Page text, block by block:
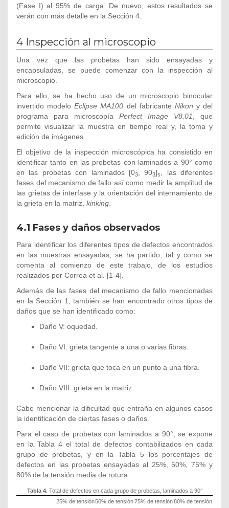
(Fase I) al 95% de carga. De nuevo, estos resultados se
verán con más detalle en la Sección 4.
4 Inspección al microscopio
Una vez que las probetas han sido ensayadas y
encapsuladas, se puede comenzar con la inspección al
microscopio.
Para ello, se ha hecho uso de un microscopio binocular
invertido modeloEclipse MA100 del fabricante Nikon y del
programa para microscopía Perfect Image V8.01, que
permite visualizar la muestra en tiempo real y, la toma y
edición de imágenes.
El objetivo de la inspección microscópica ha consistido en
identificar tanto en las probetas con laminados a 90° como
en las probetas con laminados [03, 903]s, las diferentes
fases del mecanismo de fallo así como medir la amplitud de
las grietas de interfase y la orientación del internamiento de
la grieta en la matriz, kinking.
4.1 Fases y daños observados
Para identificar los diferentes tipos de defectos encontrados
en las muestras ensayadas, se ha partido, tal y como se
comenta al comienzo de este trabajo, de los estudios
realizados por Correa et al. [1-4].
Además de las fases del mecanismo de fallo mencionadas
en la Sección 1, también se han encontrado otros tipos de
daños que se han identificado como:
Daño V: oquedad.
Daño VI: grieta tangente a una o varias fibras.
Daño VII: grieta que toca en un punto a una fibra.
Daño VIII: grieta en la matriz.
Cabe mencionar la dificultad que entraña en algunos casos
la identificación de ciertas fases o daños.
Para el caso de probetas con laminados a 90°, se expone
en la Tabla 4 el total de defectos contabilizados en cada
grupo de probetas, y en la Tabla 5 los porcentajes de
defectos en las probetas ensayadas al 25%, 50%, 75% y
80% de la tensión media de rotura.
Tabla 4.Total de defectos en cada grupo de probetas, laminados a 90°
25% de tensión50% de tensión75% de tensión80% de tensión